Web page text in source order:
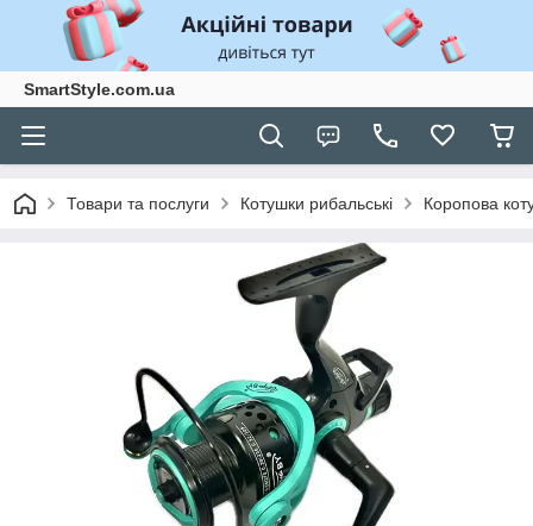
SmartStyle.com.ua
Товари та послуги Котушки рибальські Коропова